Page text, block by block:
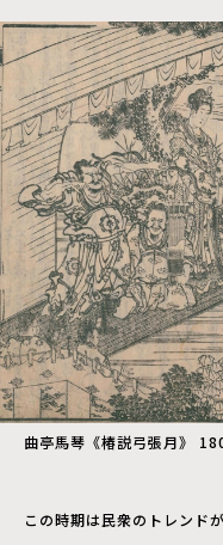
曲亭馬琴《椿説弓張月》
この時期は民衆のトレンド